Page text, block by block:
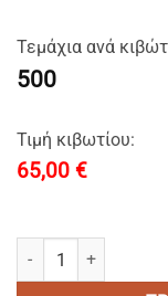
Τεμάχια ανά
500
Τιμή κιβωτίου:
65,00 €
COMB straw kraft